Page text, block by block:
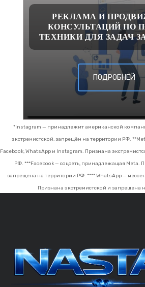
РЕКЛАМА И
КОНСУЛЬТАЦИЙ ПО
ТЕХНИКИ ДЛЯ ЗАДАЧ
ПОДРОБНЕЙ
*Instagram — принадлежит американской
экстремистской, запрещён на территории РФ.
Facebook, WhatsApp и Instagram. Признана
РФ. ***Facebook — соцсеть, принадлежащая Meta.
запрещена на территории РФ. **** WhatsApp —
Признана экстремистской и запрещена